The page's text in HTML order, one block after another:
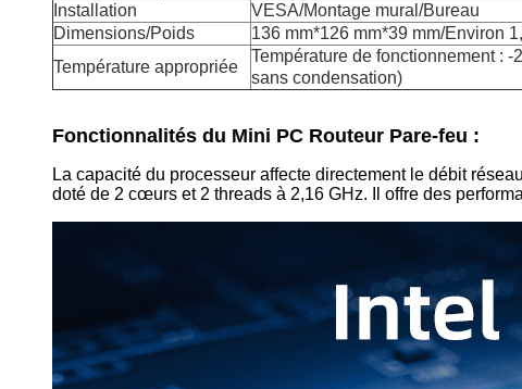
Installation
VESA/Montage mural/Bureau
Dimensions/Poids
136 mm*126 mm*39 mm/Environ
Température appropriée
Température de fonctionnement :
sans condensation)
Fonctionnalités du Mini PC Routeur Pare-feu :
La capacité du processeur affecte directement le débit
doté de 2 cœurs et 2 threads à 2,16 GHz. Il offre des